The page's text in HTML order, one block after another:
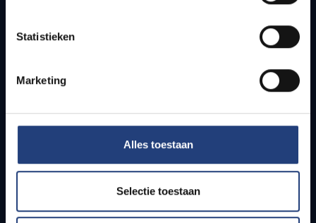
Statistieken
Marketing
Alles toestaan
Selectie toestaan
Bereikbaarheid
Studenten
PhD-studenten
Leerkrachten en secundaire scholen